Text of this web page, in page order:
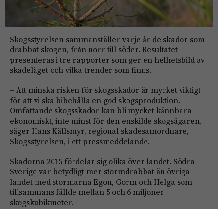
Skogsstyrelsen sammanställer varje år de skador som
drabbat skogen, från norr till söder. Resultatet
presenteras i tre rapporter som ger en helhetsbild av
skadeläget och vilka trender som finns.
– Att minska risken för skogsskador är mycket viktigt
för att vi ska bibehålla en god skogsproduktion.
Omfattande skogsskador kan bli mycket kännbara
ekonomiskt, inte minst för den enskilde skogsägaren,
säger Hans Källsmyr, regional skadesamordnare,
Skogsstyrelsen, i ett pressmeddelande.
Skadorna 2015 fördelar sig olika över landet. Södra
Sverige var betydligt mer stormdrabbat än övriga
landet med stormarna Egon, Gorm och Helga som
tillsammans fällde mellan 5 och 6 miljoner
skogskubikmeter.